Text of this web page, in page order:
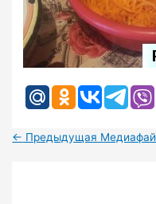
← Предыдущая